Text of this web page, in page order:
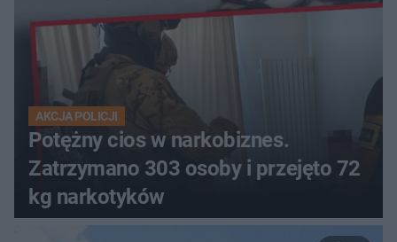
AKCJA POLICJI
Potężny cios w narkobiznes.
Zatrzymano 303 osoby i przejęto 72
kg narkotyków